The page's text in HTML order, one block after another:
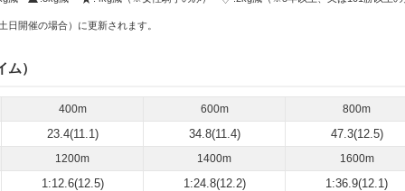
開催の場合）に更新されます。
）
400m 600m 800m
23.4(11.1) 34.8(11.4) 47.3(12.5)
1200m 1400m 1600m
1:12.6(12.5) 1:24.8(12.2) 1:36.9(12.1)